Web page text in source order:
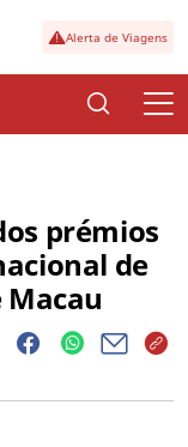
Alerta de Viagens
prémios
de
Macau